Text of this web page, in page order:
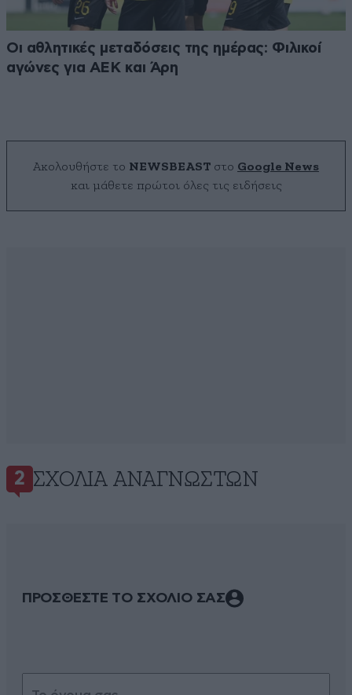
Οι αθλητικές μεταδόσεις της ημέρας: Φιλικοί
αγώνες για ΑΕΚ και Άρη
Ακολουθήστε το NEWSBEAST στο Google News
και μάθετε πρώτοι όλες τις ειδήσεις
2 ΣΧΌΛΙΑ ΑΝΑΓΝΩΣΤΏΝ
ΠΡΟΣΘΕΣΤΕ ΤΟ ΣΧΟΛΙΟ ΣΑΣ